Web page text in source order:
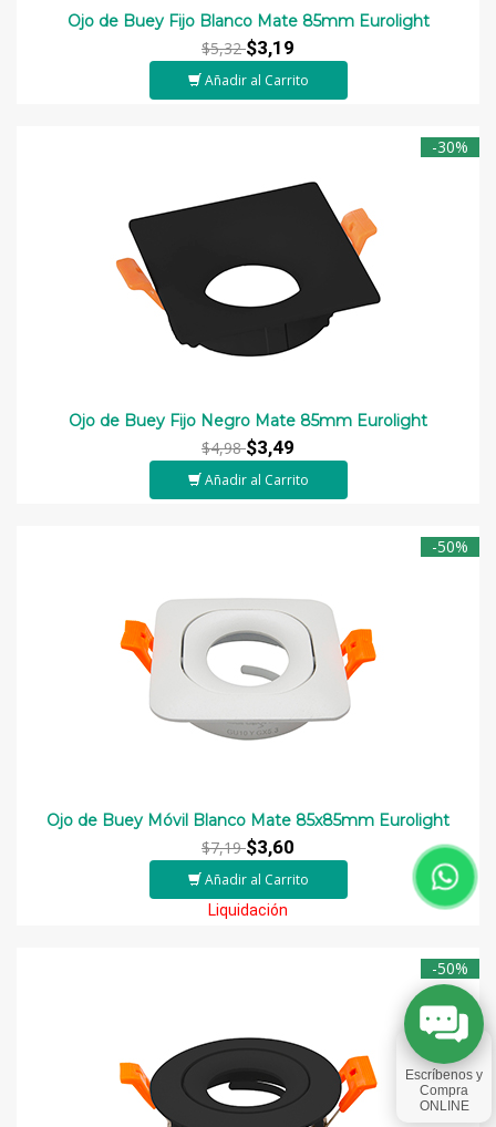
Ojo de Buey Fijo Blanco Mate 85mm Eurolight
$5,32$3,19
Añadir al Carrito
-30%
Ojo de Buey Fijo Negro Mate 85mm Eurolight
$4,98$3,49
Añadir al Carrito
-50%
Ojo de Buey Móvil Blanco Mate 85x85mm Eurolight
$7,19$3,60
Añadir al Carrito
Liquidación
-50%